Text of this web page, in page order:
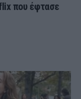
που έφτασε